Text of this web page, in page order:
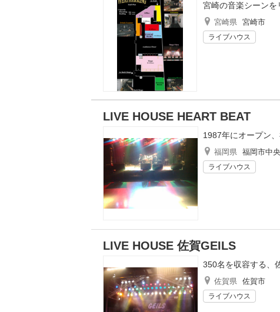
宮崎の音楽シーンを
宮崎県 宮崎市
ライブハウス
LIVE HOUSE HEART BEAT
1987年にオープン
福岡県 福岡市中
ライブハウス
LIVE HOUSE 佐賀GEILS
350名を収容する、
佐賀県 佐賀市
ライブハウス